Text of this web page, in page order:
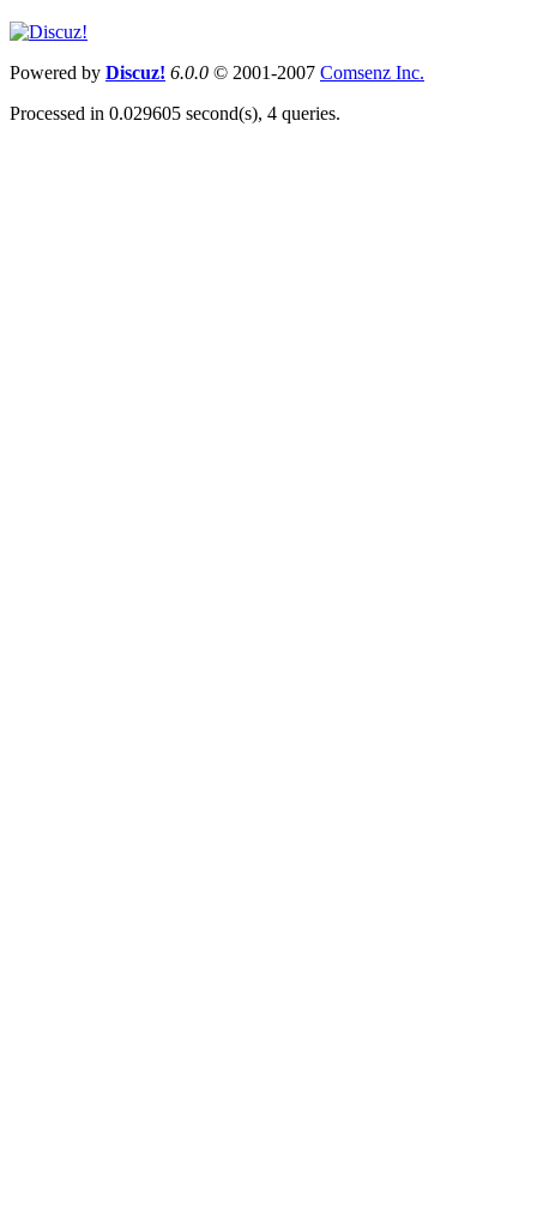
Powered by Discuz! 6.0.0 © 2001-2007 Comsenz Inc.
Processed in 0.029605 second(s), 4 queries.